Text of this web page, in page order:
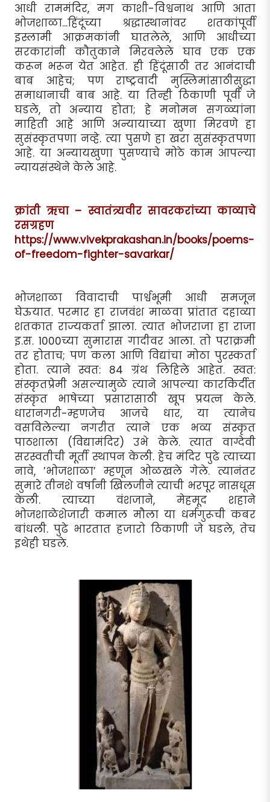
आधी राममंदिर, मग काशी-विश्वनाथ आणि आता
भोजशाळा...हिंदूंच्या श्रद्धास्थानांवर शतकांपूर्वी
इस्लामी आक्रमकांनी घातलेले, आणि आधीच्या
सरकारांनी कौतुकाने मिरवलेले घाव एक एक
करून भरून येत आहेत. ही हिंदूंसाठी तर आनंदाची
बाब आहेच; पण राष्ट्रवादी मुस्लिमांसाठीसुद्धा
समाधानाची बाब आहे. या तिन्ही ठिकाणी पूर्वी जे
घडले, तो अन्याय होता; हे मनोमन सगळ्यांना
माहिती आहे आणि अन्यायाच्या खुणा मिरवणे हा
सुसंस्कृतपणा नव्हे. त्या पुसणे हा खरा सुसंस्कृतपणा
आहे. या अन्यायखुणा पुसण्याचे मोठे काम आपल्या
न्यायसंस्थेने केले आहे.
क्रांती ऋचा – स्वातंत्र्यवीर सावरकरांच्या काव्याचे
रसग्रहण
https://www.vivekprakashan.in/books/poems-
of-freedom-fighter-savarkar/
भोजशाळा विवादाची पार्श्वभूमी आधी समजून
घेऊयात. परमार हा राजवंश माळवा प्रांतात दहाव्या
शतकात राज्यकर्ता झाला. त्यात भोजराजा हा राजा
इ.स. 1000च्या सुमारास गादीवर आला. तो पराक्रमी
तर होताच; पण कला आणि विद्यांचा मोठा पुरस्कर्ता
होता. त्याने स्वत: 84 ग्रंथ लिहिले आहेत. स्वत:
संस्कृतप्रेमी असल्यामुळे त्याने आपल्या कारकिर्दीत
संस्कृत भाषेच्या प्रसारासाठी खूप प्रयत्न केले.
धारानगरी-म्हणजेच आजचे धार, या त्यानेच
वसविलेल्या नगरीत त्याने एक भव्य संस्कृत
पाठशाला (विद्यामंदिर) उभे केले. त्यात वाग्देवी
सरस्वतीची मूर्ती स्थापन केली. हेच मंदिर पुढे त्याच्या
नावे, ’भोजशाळा’ म्हणून ओळखले गेले. त्यानंतर
सुमारे तीनशे वर्षांनी खिलजीने त्याची भरपूर नासधूस
केली. त्याच्या वंशजाने, मेहमूद शहाने
भोजशाळेशेजारी कमाल मौला या धर्मगुरूची कबर
बांधली. पुढे भारतात हजारो ठिकाणी जे घडले, तेच
इथेही घडले.